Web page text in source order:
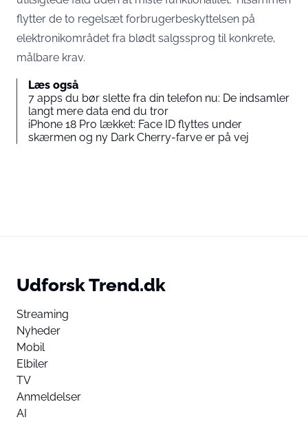
flytter de to regelsæt forbrugerbeskyttelsen på
elektronikområdet fra blødt salgssprog til konkrete,
målbare krav.
Læs også
7 apps du bør slette fra din telefon nu: De indsamler
langt mere data end du tror
iPhone 18 Pro lækket: Face ID flyttes under
skærmen og ny Dark Cherry-farve er på vej
Udforsk Trend.dk
Streaming
Nyheder
Mobil
Elbiler
TV
Anmeldelser
AI